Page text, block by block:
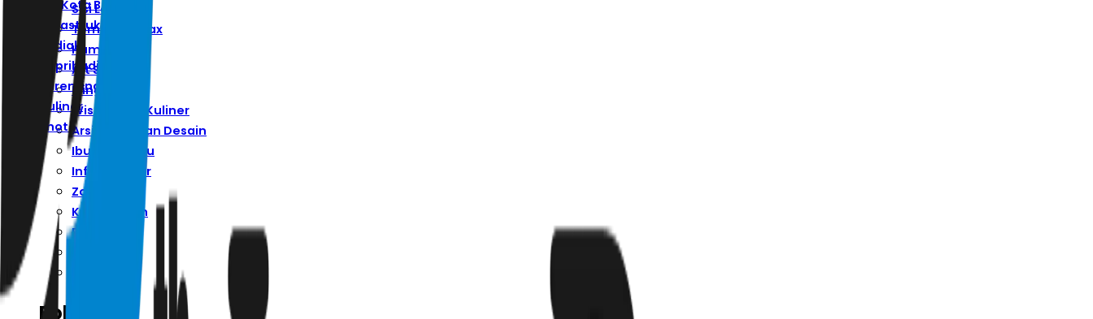
Ibu Kota Baru
Infrastruktur
Zodiak
Kepribadian
Parenting
Kuliner
Photo
Sisi Lain
Ternyata Hoax
Humaniora
Art Space
Minggu
Wisata Dan Kuliner
Arsitektur Dan Desain
Ibu Kota Baru
Infrastruktur
Zodiak
Kepribadian
Parenting
Follow Us